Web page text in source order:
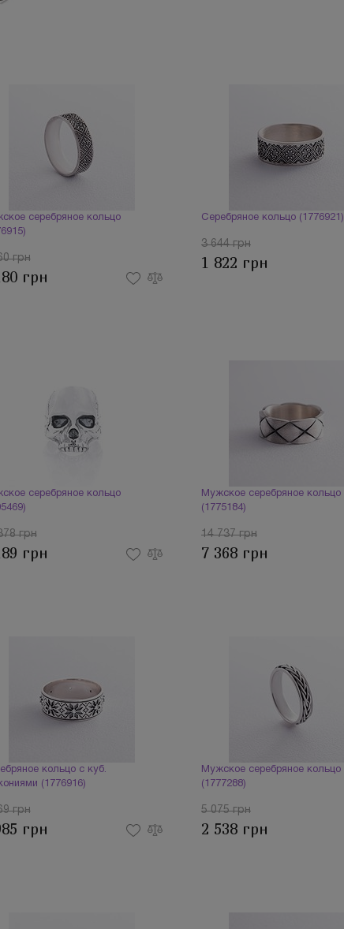
серебряное кольцо
грн
грн
Серебряное кольцо (1776921)
3 644 грн
1 822 грн
серебряное кольцо
грн
грн
Мужское серебряное кольцо
(1775184)
14 737 грн
7 368 грн
кольцо с куб.
(1776916)
грн
грн
Мужское серебряное кольцо
(1777288)
5 075 грн
2 538 грн